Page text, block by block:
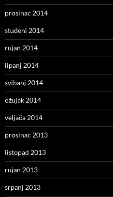
prosinac 2014
studeni 2014
rujan 2014
lipanj 2014
svibanj 2014
ožujak 2014
veljača 2014
prosinac 2013
listopad 2013
rujan 2013
srpanj 2013